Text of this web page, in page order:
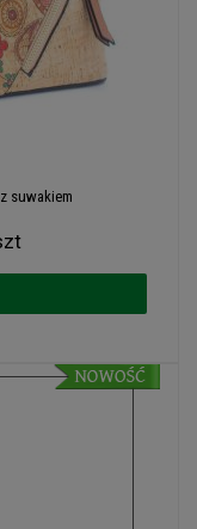
suwakiem